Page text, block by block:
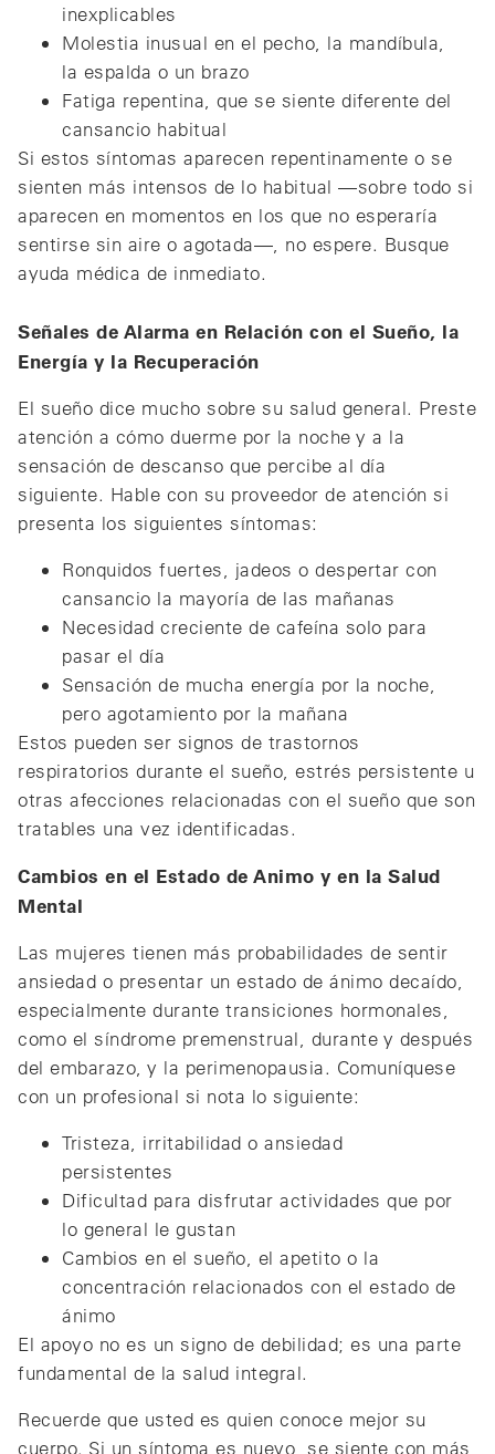
inexplicables
Molestia inusual en el pecho, la mandíbula,
la espalda o un brazo
Fatiga repentina, que se siente diferente del
cansancio habitual
Si estos síntomas aparecen repentinamente o se
sienten más intensos de lo habitual —sobre todo si
aparecen en momentos en los que no esperaría
sentirse sin aire o agotada—, no espere. Busque
ayuda médica de inmediato.
Señales de Alarma en Relación con el Sueño, la
Energía y la Recuperación
El sueño dice mucho sobre su salud general. Preste
atención a cómo duerme por la noche y a la
sensación de descanso que percibe al día
siguiente. Hable con su proveedor de atención si
presenta los siguientes síntomas:
Ronquidos fuertes, jadeos o despertar con
cansancio la mayoría de las mañanas
Necesidad creciente de cafeína solo para
pasar el día
Sensación de mucha energía por la noche,
pero agotamiento por la mañana
Estos pueden ser signos de trastornos
respiratorios durante el sueño, estrés persistente u
otras afecciones relacionadas con el sueño que son
tratables una vez identificadas.
Cambios en el Estado de Animo y en la Salud
Mental
Las mujeres tienen más probabilidades de sentir
ansiedad o presentar un estado de ánimo decaído,
especialmente durante transiciones hormonales,
como el síndrome premenstrual, durante y después
del embarazo, y la perimenopausia. Comuníquese
con un profesional si nota lo siguiente:
Tristeza, irritabilidad o ansiedad
persistentes
Dificultad para disfrutar actividades que por
lo general le gustan
Cambios en el sueño, el apetito o la
concentración relacionados con el estado de
ánimo
El apoyo no es un signo de debilidad; es una parte
fundamental de la salud integral.
Recuerde que usted es quien conoce mejor su
cuerpo. Si un síntoma es nuevo, se siente con más